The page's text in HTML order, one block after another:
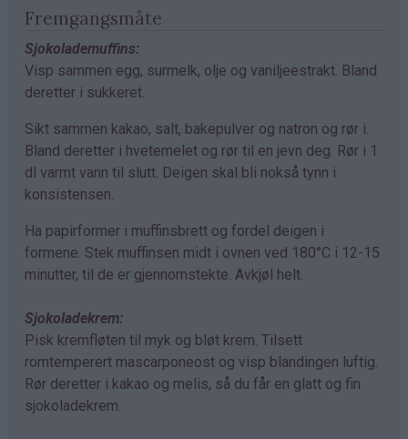
Fremgangsmåte
Sjokolademuffins:
Visp sammen egg, surmelk, olje og vaniljeestrakt. Bland
deretter i sukkeret.
Sikt sammen kakao, salt, bakepulver og natron og rør i.
Bland deretter i hvetemelet og rør til en jevn deg. Rør i 1
dl varmt vann til slutt. Deigen skal bli nokså tynn i
konsistensen.
Ha papirformer i muffinsbrett og fordel deigen i
formene. Stek muffinsen midt i ovnen ved 180°C i 12-15
minutter, til de er gjennomstekte. Avkjøl helt.
Sjokoladekrem:
Pisk kremfløten til myk og bløt krem. Tilsett
romtemperert mascarponeost og visp blandingen luftig.
Rør deretter i kakao og melis, så du får en glatt og fin
sjokoladekrem.